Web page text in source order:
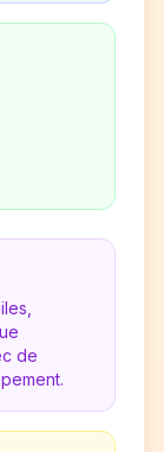
de